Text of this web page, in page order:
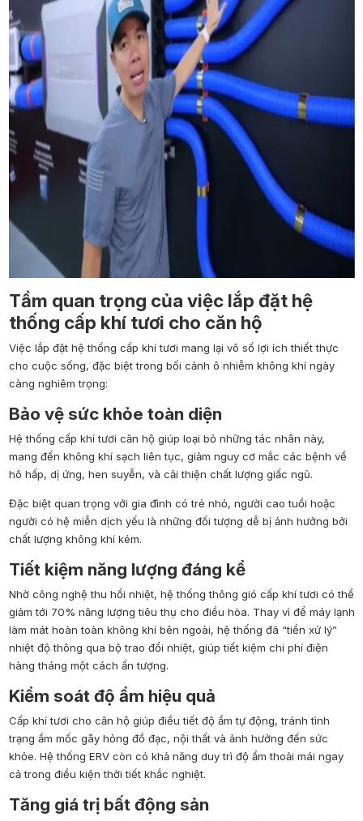
Tầm quan trọng của việc lắp đặt hệ
thống cấp khí tươi cho căn hộ
Việc lắp đặt hệ thống cấp khí tươi mang lại vô số lợi ích thiết thực
cho cuộc sống, đặc biệt trong bối cảnh ô nhiễm không khí ngày
càng nghiêm trọng:
Bảo vệ sức khỏe toàn diện
Hệ thống cấp khí tươi căn hộ giúp loại bỏ những tác nhân này,
mang đến không khí sạch liên tục, giảm nguy cơ mắc các bệnh về
hô hấp, dị ứng, hen suyễn, và cải thiện chất lượng giấc ngủ.
Đặc biệt quan trọng với gia đình có trẻ nhỏ, người cao tuổi hoặc
người có hệ miễn dịch yếu là những đối tượng dễ bị ảnh hưởng bởi
chất lượng không khí kém.
Tiết kiệm năng lượng đáng kể
Nhờ công nghệ thu hồi nhiệt, hệ thống thông gió cấp khí tươi có thể
giảm tới 70% năng lượng tiêu thụ cho điều hòa. Thay vì để máy lạnh
làm mát hoàn toàn không khí bên ngoài, hệ thống đã “tiền xử lý”
nhiệt độ thông qua bộ trao đổi nhiệt, giúp tiết kiệm chi phí điện
hàng tháng một cách ấn tượng.
Kiểm soát độ ẩm hiệu quả
Cấp khí tươi cho căn hộ giúp điều tiết độ ẩm tự động, tránh tình
trạng ẩm mốc gây hỏng đồ đạc, nội thất và ảnh hưởng đến sức
khỏe. Hệ thống ERV còn có khả năng duy trì độ ẩm thoải mái ngay
cả trong điều kiện thời tiết khắc nghiệt.
Tăng giá trị bất động sản